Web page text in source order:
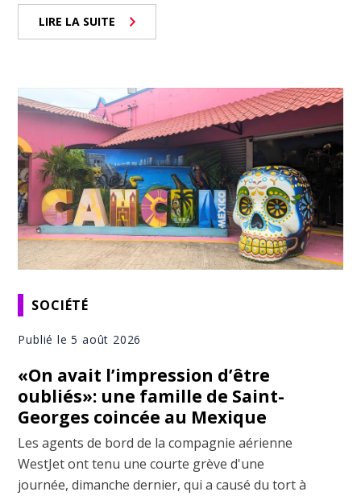
LIRE LA SUITE
SOCIÉTÉ
Publié le 5 août 2026
«On avait l’impression d’être
oubliés»: une famille de Saint-
Georges coincée au Mexique
Les agents de bord de la compagnie aérienne
WestJet ont tenu une courte grève d'une
journée, dimanche dernier, qui a causé du tort à